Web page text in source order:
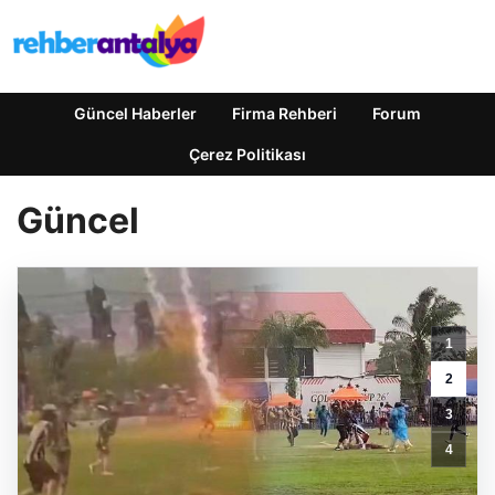
Güncel Haberler Firma Rehberi Forum
Çerez Politikası
Güncel
1
2
3
4
Otomotiv
Sektörü
Şubatta
3
Milyar
Dolarla
İhracatta